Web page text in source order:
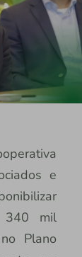
e
340 mil
Plano